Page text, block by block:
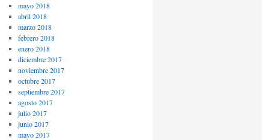
mayo 2018
abril 2018
marzo 2018
febrero 2018
enero 2018
diciembre 2017
noviembre 2017
octubre 2017
septiembre 2017
agosto 2017
julio 2017
junio 2017
mayo 2017